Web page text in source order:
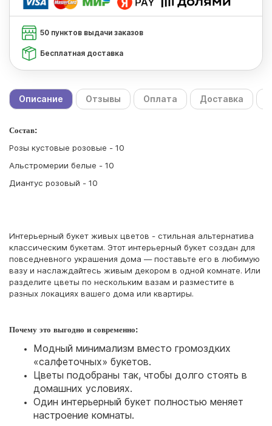
50 пунктов выдачи заказов
Бесплатная доставка
Описание Отзывы Оплата Доставка
Состав:
Розы кустовые розовые - 10
Альстромерии белые - 10
Диантус розовый - 10
Интерьерный букет живых цветов - стильная альтернатива
классическим букетам. Этот интерьерный букет создан для
повседневного украшения дома — поставьте его в любимую
вазу и наслаждайтесь живым декором в одной комнате. Или
разделите цветы по нескольким вазам и разместите в
разных локациях вашего дома или квартиры.
Почему это выгодно и современно:
Модный минимализм вместо громоздких
«салфеточных» букетов.
Цветы подобраны так, чтобы долго стоять в
домашних условиях.
Один интерьерный букет полностью меняет
настроение комнаты.